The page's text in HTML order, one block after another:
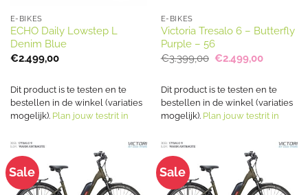
E-BIKES
ECHO Daily Lowstep L
Denim Blue
€2.499,00
Dit product is te testen en te
bestellen in de winkel (variaties
mogelijk). Plan jouw testrit in
E-BIKES
Victoria Tresalo 6 – Butterfly
Purple – 56
€3.399,00 Oorspronkelijke
€3.399,00.
€2.499,00Huidige
Dit product is te testen en te
bestellen in de winkel (variaties
mogelijk). Plan jouw testrit in
Sale Sale